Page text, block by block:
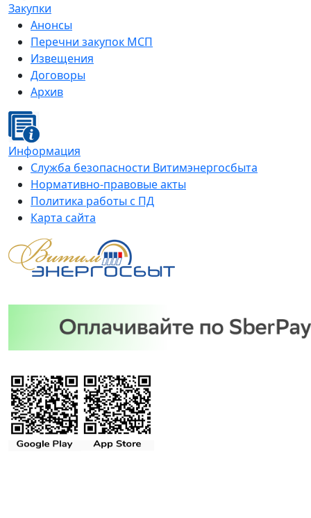
Закупки
Анонсы
Перечни закупок МСП
Извещения
Договоры
Архив
Информация
Служба безопасности Витимэнергосбыта
Нормативно-правовые акты
Политика работы с ПД
Карта сайта